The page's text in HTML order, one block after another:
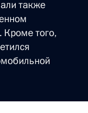
также
того,